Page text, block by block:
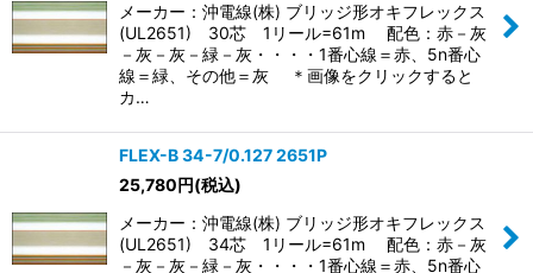
メーカー：沖電線(株) ブリッジ形オキフレックス
(UL2651) 30芯 1リール=61m 配色：赤－灰
－灰－灰－緑－灰・・・・1番心線＝赤、5n番心
線＝緑、その他＝灰 ＊画像をクリックすると
カ…
FLEX-B 34-7/0.127 2651P
25,780円(税込)
メーカー：沖電線(株) ブリッジ形オキフレックス
(UL2651) 34芯 1リール=61m 配色：赤－灰
－灰－灰－緑－灰・・・・1番心線＝赤、5n番心